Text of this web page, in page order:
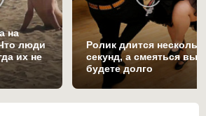
на
люди
их не
Ролик длится
секунд, а смеяться вы
будете долго